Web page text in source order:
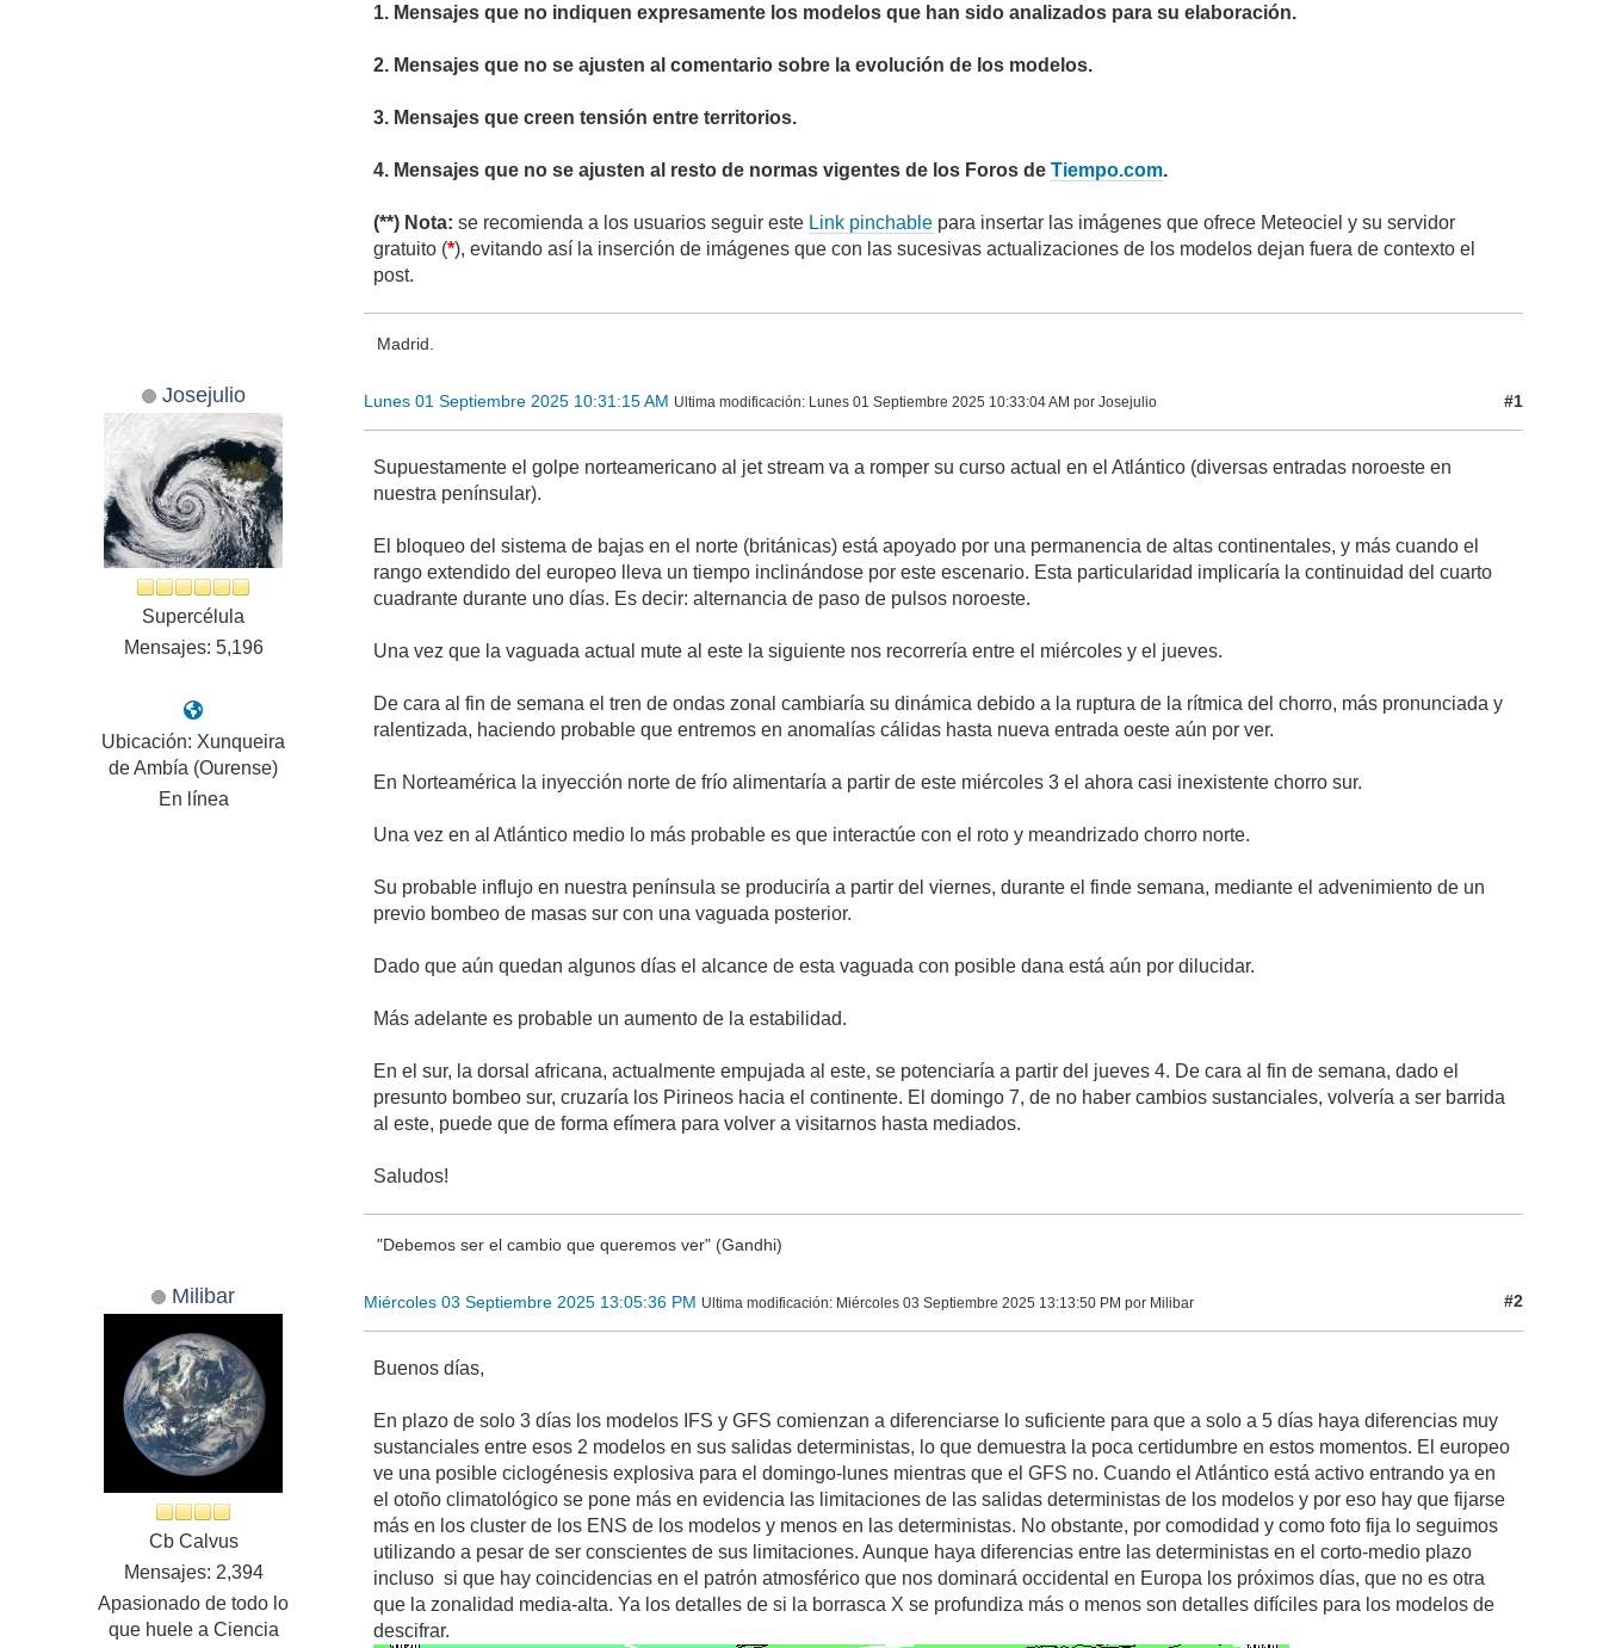
1. Mensajes que no indiquen expresamente los modelos que han sido analizados para su elaboración.
2. Mensajes que no se ajusten al comentario sobre la evolución de los modelos.
3. Mensajes que creen tensión entre territorios.
4. Mensajes que no se ajusten al resto de normas vigentes de los Foros deTiempo.com.
(**) Nota: se recomienda a los usuarios seguir este Link pinchable para insertar las imágenes que ofrece Meteociel y su servidor
gratuito (*), evitando así la inserción de imágenes que con las sucesivas actualizaciones de los modelos dejan fuera de contexto el
post.
Madrid.
Josejulio
Supercélula
Mensajes: 5,196
Ubicación: Xunqueira
de Ambía (Ourense)
En línea
Lunes 01 Septiembre 2025 10:31:15 AM Ultima modificación: Lunes 01 Septiembre 2025 10:33:04 AM por Josejulio #1
Supuestamente el golpe norteamericano al jet stream va a romper su curso actual en el Atlántico (diversas entradas noroeste en
nuestra penínsular).
El bloqueo del sistema de bajas en el norte (británicas) está apoyado por una permanencia de altas continentales, y más cuando el
rango extendido del europeo lleva un tiempo inclinándose por este escenario. Esta particularidad implicaría la continuidad del cuarto
cuadrante durante uno días. Es decir: alternancia de paso de pulsos noroeste.
Una vez que la vaguada actual mute al este la siguiente nos recorrería entre el miércoles y el jueves.
De cara al fin de semana el tren de ondas zonal cambiaría su dinámica debido a la ruptura de la rítmica del chorro, más pronunciada y
ralentizada, haciendo probable que entremos en anomalías cálidas hasta nueva entrada oeste aún por ver.
En Norteamérica la inyección norte de frío alimentaría a partir de este miércoles 3 el ahora casi inexistente chorro sur.
Una vez en al Atlántico medio lo más probable es que interactúe con el roto y meandrizado chorro norte.
Su probable influjo en nuestra península se produciría a partir del viernes, durante el finde semana, mediante el advenimiento de un
previo bombeo de masas sur con una vaguada posterior.
Dado que aún quedan algunos días el alcance de esta vaguada con posible dana está aún por dilucidar.
Más adelante es probable un aumento de la estabilidad.
En el sur, la dorsal africana, actualmente empujada al este, se potenciaría a partir del jueves 4. De cara al fin de semana, dado el
presunto bombeo sur, cruzaría los Pirineos hacia el continente. El domingo 7, de no haber cambios sustanciales, volvería a ser barrida
al este, puede que de forma efímera para volver a visitarnos hasta mediados.
Saludos!
"Debemos ser el cambio que queremos ver" (Gandhi)
Milibar
Cb Calvus
Mensajes: 2,394
Apasionado de todo lo
que huele a Ciencia
Miércoles 03 Septiembre 2025 13:05:36 PM Ultima modificación: Miércoles 03 Septiembre 2025 13:13:50 PM por Milibar #2
Buenos días,
En plazo de solo 3 días los modelos IFS y GFS comienzan a diferenciarse lo suficiente para que a solo a 5 días haya diferencias muy
sustanciales entre esos 2 modelos en sus salidas deterministas, lo que demuestra la poca certidumbre en estos momentos. El europeo
ve una posible ciclogénesis explosiva para el domingo-lunes mientras que el GFS no. Cuando el Atlántico está activo entrando ya en
el otoño climatológico se pone más en evidencia las limitaciones de las salidas deterministas de los modelos y por eso hay que fijarse
más en los cluster de los ENS de los modelos y menos en las deterministas. No obstante, por comodidad y como foto fija lo seguimos
utilizando a pesar de ser conscientes de sus limitaciones. Aunque haya diferencias entre las deterministas en el corto-medio plazo
incluso si que hay coincidencias en el patrón atmosférico que nos dominará occidental en Europa los próximos días, que no es otra
que la zonalidad media-alta. Ya los detalles de si la borrasca X se profundiza más o menos son detalles difíciles para los modelos de
descifrar.